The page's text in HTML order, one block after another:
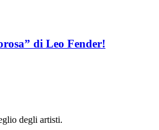
di Leo Fender!
degli artisti.